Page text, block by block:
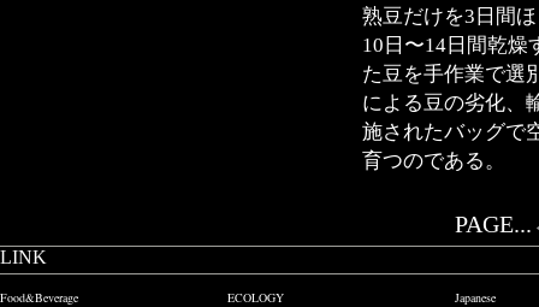
熟豆だけを3日間
10日〜14日間乾燥
た豆を手作業で選
による豆の劣化、
施されたバッグで
育つのである。
PAGE...
LINK
Food&Beverage ECOLOGY Japanese